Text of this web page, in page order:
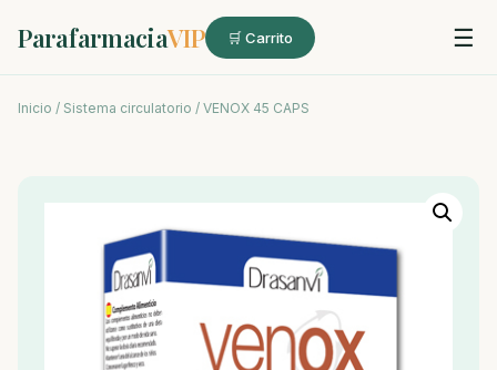
ParafarmaciaVIP 🛒 Carrito ☰
Inicio / Sistema circulatorio / VENOX 45 CAPS